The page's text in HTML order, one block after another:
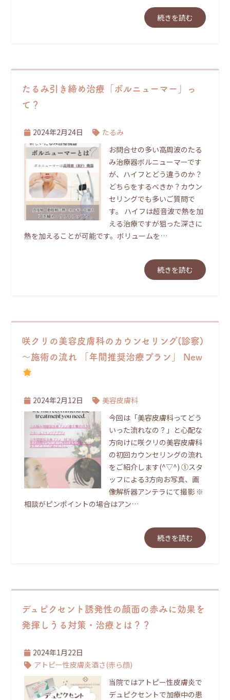
続きを読む
たるみ引き締め治療「ボルニューマー」っ
て？
2024年2月24日
たるみ
お問合せの多い高周波のたる
み治療器ボルニューマーです
が、ハイフとどう違うのか？
どちらをするべきか？カウン
セリングでも多いご質問で
す。 ハイフは超音波で熱を加
える治療ですが狙った深さに
熱を加えることが可能です。ボリュームを…
続きを読む
咲クリの美容皮膚科のカウンセリング(診察)
～施術の流れ 「年間推奨治療プラン」 New
2024年2月12日
美容皮膚科
今回は「美容皮膚科ってどう
いった流れなの？」と心配な
方向けに咲クリの美容皮膚科
の初回カウンセリングの流れ
をご紹介します(^▽^) ①スタ
ッフによる3方向お写真、画
像解析器アンテラにて撮影 ※
相談がピンポイントの場合はアン…
続きを読む
デュピクセント誘発性の顔面の赤みに効果を
発揮しうる対策・治療とは？？
2024年1月22日
アトピー性皮膚炎酒さ(赤ら顔)
当院ではアトピー性皮膚炎で
デュピクセントで加療中の患